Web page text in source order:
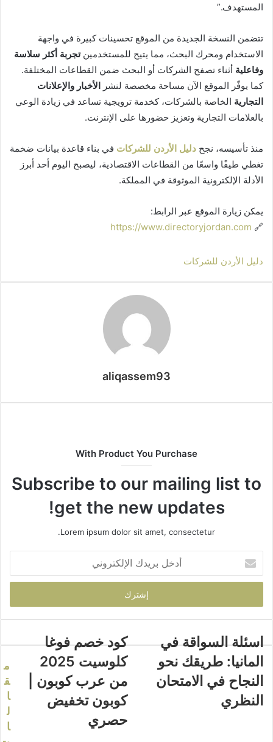
المستهدف.”
تتضمن النسخة الجديدة من الموقع تحسينات كبيرة في واجهة
الاستخدام ومحرك البحث، مما يتيح للمستخدمينتجربة أكثر سلاسة
وفاعلية أثناء تصفح الشركات أو البحث ضمن القطاعات المختلفة.
كما يوفّر الموقع الآن مساحة مخصصة لنشر الأخبار والإعلانات
التجارية الخاصة بالشركات، كخدمة ترويجية تساعد في زيادة الوعي
بالعلامات التجارية وتعزيز حضورها على الإنترنت.
منذ تأسيسه، نجح دليل الأردن للشركات في بناء قاعدة بيانات ضخمة
تغطي طيفًا واسعًا من القطاعات الاقتصادية، ليصبح اليوم أحد أبرز
الأدلة الإلكترونية الموثوقة في المملكة.
يمكن زيارة الموقع عبر الرابط:
🔗
دليل الأردن للشركات
aliqassem93
With Product You Purchase
Subscribe to our mailing list to
get the new updates!
Lorem ipsum dolor sit amet, consectetur.
بريدك
الإلكتروني
اسئلة السواقة في
المانيا: طريقك نحو
النجاح في الامتحان
النظري
كود خصم فوغا
كلوسيت 2025
من عرب كوبون |
كوبون تخفيض
حصري
م
ق
ا
ل
ا